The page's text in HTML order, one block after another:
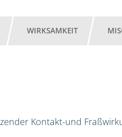
WIRKSAMKEIT
Kontakt-und